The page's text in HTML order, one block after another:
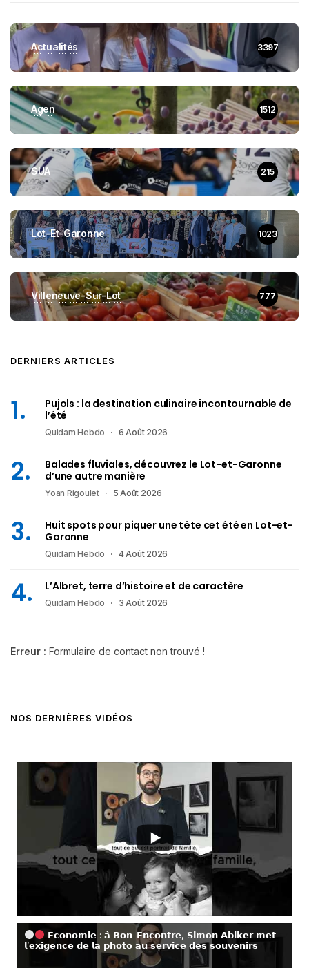
Actualités 3397
Agen 1512
SUA 215
Lot-Et-Garonne 1023
Villeneuve-Sur-Lot 777
DERNIERS ARTICLES
Pujols : la destination culinaire incontournable de
l’été
Quidam Hebdo 6 Août 2026
Balades fluviales, découvrez le Lot-et-Garonne
d’une autre manière
Yoan Rigoulet 5 Août 2026
Huit spots pour piquer une tête cet été en Lot-et-
Garonne
Quidam Hebdo 4 Août 2026
L’Albret, terre d’histoire et de caractère
Quidam Hebdo 3 Août 2026
Erreur : Formulaire de contact non trouvé !
NOS DERNIÈRES VIDÉOS
𝗘𝗰𝗼𝗻𝗼𝗺𝗶𝗲 : 𝗮̀ 𝗕𝗼𝗻-𝗘𝗻𝗰𝗼𝗻𝘁𝗿𝗲, 𝗦𝗶𝗺𝗼𝗻 𝗔𝗯𝗶𝗸𝗲𝗿 𝗺𝗲𝘁
𝗹’𝗲𝘅𝗶𝗴𝗲𝗻𝗰𝗲 𝗱𝗲 𝗹𝗮 𝗽𝗵𝗼𝘁𝗼 𝗮𝘂 𝘀𝗲𝗿𝘃𝗶𝗰𝗲 𝗱𝗲𝘀 𝘀𝗼𝘂𝘃𝗲𝗻𝗶𝗿𝘀